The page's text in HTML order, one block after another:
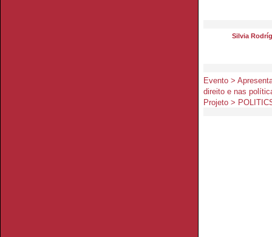
Silvia
Evento >
direito e nas
Projeto >